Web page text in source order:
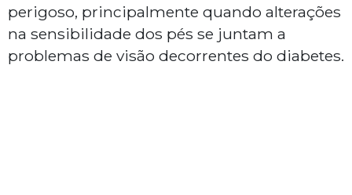
perigoso, principalmente quando alterações
na sensibilidade dos pés se juntam a
problemas de visão decorrentes do diabetes.